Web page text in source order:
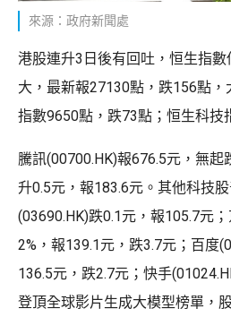
來源：政府新聞處
港股連升3日後有回吐，恒生指
大，最新報27130點，跌156點
指數9650點，跌73點；恒生科技
騰訊(00700.HK)報676.5元，無起
升0.5元，報183.6元。其他科技
(03690.HK)跌0.1元，報105.7元
2%，報139.1元，跌3.7元；百度
136.5元，跌2.7元；快手
登頂全球影片生成大模型榜單，